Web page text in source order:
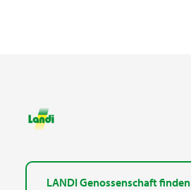
LANDI Genossenschaft finden